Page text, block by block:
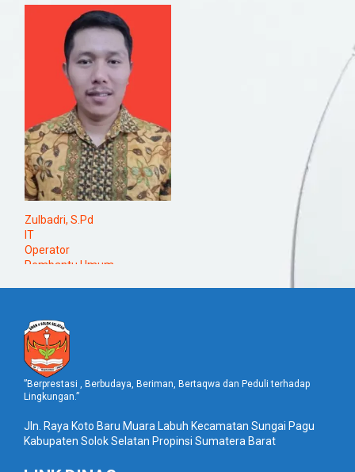
Zulbadri, S.Pd
IT
Operator
Pembantu Umum
”Berprestasi , Berbudaya, Beriman, Bertaqwa dan Peduli terhadap
Lingkungan.”
Jln. Raya Koto Baru Muara Labuh Kecamatan Sungai Pagu
Kabupaten Solok Selatan Propinsi Sumatera Barat